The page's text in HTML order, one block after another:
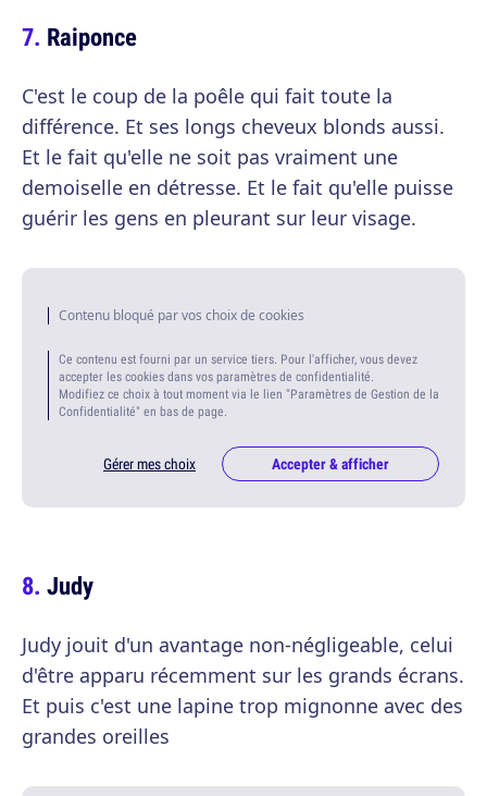
Raiponce
C'est le coup de la poêle qui fait toute la
différence. Et ses longs cheveux blonds aussi.
Et le fait qu'elle ne soit pas vraiment une
demoiselle en détresse. Et le fait qu'elle puisse
guérir les gens en pleurant sur leur visage.
Contenu bloqué par vos choix de cookies
Ce contenu est fourni par un service tiers. Pour l'afficher, vous devez
accepter les cookies dans vos paramètres de confidentialité.
Modifiez ce choix à tout moment via le lien "Paramètres de Gestion de la
Confidentialité" en bas de page.
Gérer mes choix Accepter & afficher
Judy
Judy jouit d'un avantage non-négligeable, celui
d'être apparu récemment sur les grands écrans.
Et puis c'est une lapine trop mignonne avec des
grandes oreilles